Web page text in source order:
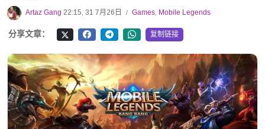
Artaz Gang 22:15, 31 7月26日 / Games, Mobile Legends
分享文章： 复制链接